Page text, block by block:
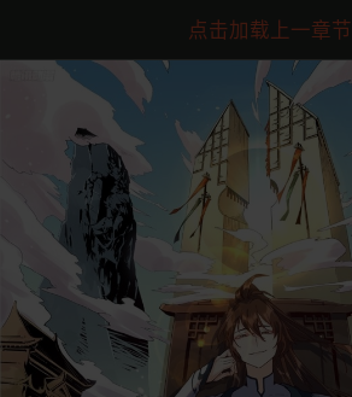
点击加载上一章节